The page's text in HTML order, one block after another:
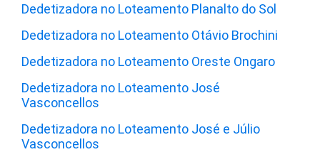
Dedetizadora no Loteamento Planalto do Sol
Dedetizadora no Loteamento Otávio Brochini
Dedetizadora no Loteamento Oreste Ongaro
Dedetizadora no Loteamento José
Vasconcellos
Dedetizadora no Loteamento José e Júlio
Vasconcellos